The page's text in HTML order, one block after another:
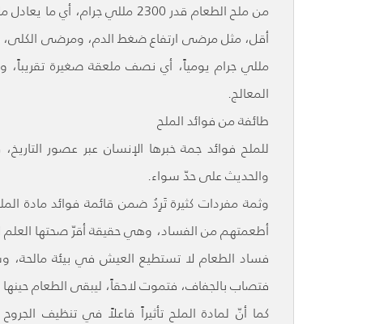
من ملح الطعام قدر 2300 مللي
مللي جرام يومياً، أي نصف ملعقة صغيرة تقريباً،
المعالج.
طائفة من فوائد الملح
للملح فوائد جمة خبرها الإنسان عبر عصور
والحديث على حدّ سواء.
وثمة مفردات كثيرة تَرِدُ ضمن قائمة فوائد مادة
أطعمتهم من الفساد، وهي حقيقة أقرّ صحتها العلم
فساد الطعام لا تستطيع العيش في بيئة مالحة،
فتصاب بالجفاف، فتموت لاحقاً، ليبقى الطعام
كما أنّ لمادة الملح تأثيراً فاعلاً في تنظيف